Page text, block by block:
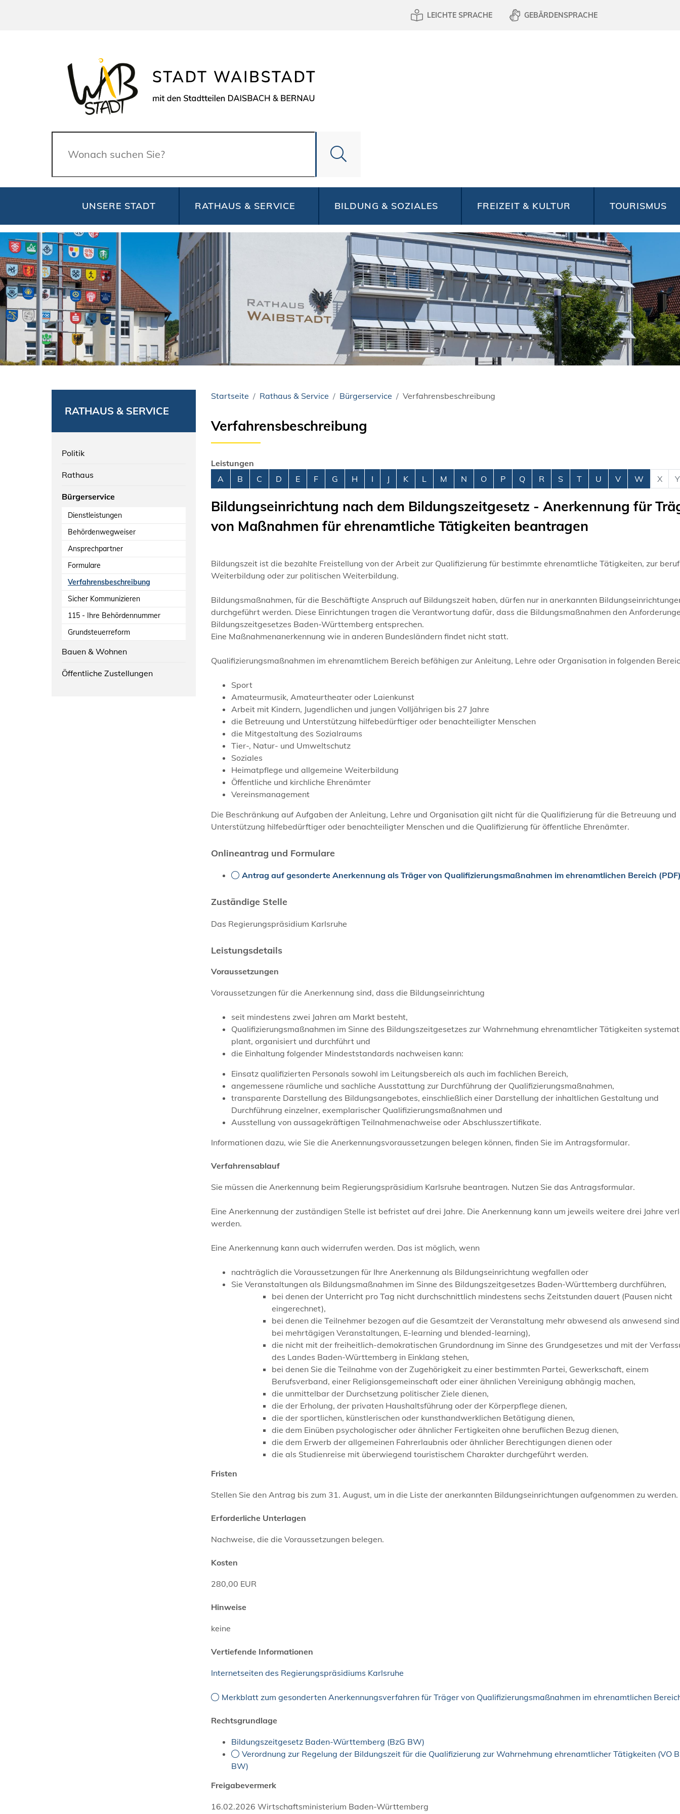
LEICHTE SPRACHE GEBÄRDENSPRACHE
Suche
UNSERE STADT RATHAUS & SERVICE BILDUNG & SOZIALES FREIZEIT & KULTUR TOURISMUS
RATHAUS & SERVICE
Politik
Rathaus
Bürgerservice
Dienstleistungen
Behördenwegweiser
Ansprechpartner
Formulare
Verfahrensbeschreibung
Sicher Kommunizieren
115 - Ihre Behördennummer
Grundsteuerreform
Bauen & Wohnen
Öffentliche Zustellungen
Startseite Rathaus & Service Bürgerservice Verfahrensbeschreibung
Verfahrensbeschreibung
Leistungen
Alphabetisches Register überspringen
A B C D E F G H I J K L M N O P Q R S T U V W X Y
Bildungseinrichtung nach dem Bildungszeitgesetz - Anerkennung für
von Maßnahmen für ehrenamtliche Tätigkeiten beantragen
Bildungszeit ist die bezahlte Freistellung von der Arbeit zur Qualifizierung für bestimmte ehrenamtliche Tätigkeiten, zur
Weiterbildung oder zur politischen Weiterbildung.
Bildungsmaßnahmen, für die Beschäftigte Anspruch auf Bildungszeit haben, dürfen nur in anerkannten
durchgeführt werden. Diese Einrichtungen tragen die Verantwortung dafür, dass die Bildungsmaßnahmen den
Bildungszeitgesetzes Baden-Württemberg entsprechen.
Eine Maßnahmenanerkennung wie in anderen Bundesländern findet nicht statt.
Qualifizierungsmaßnahmen im ehrenamtlichem Bereich befähigen zur Anleitung, Lehre oder Organisation in folgenden
Sport
Amateurmusik, Amateurtheater oder Laienkunst
Arbeit mit Kindern, Jugendlichen und jungen Volljährigen bis 27 Jahre
die Betreuung und Unterstützung hilfebedürftiger oder benachteiligter Menschen
die Mitgestaltung des Sozialraums
Tier-, Natur- und Umweltschutz
Soziales
Heimatpflege und allgemeine Weiterbildung
Öffentliche und kirchliche Ehrenämter
Vereinsmanagement
Die Beschränkung auf Aufgaben der Anleitung, Lehre und Organisation gilt nicht für die Qualifizierung für die Betreuung und
Unterstützung hilfebedürftiger oder benachteiligter Menschen und die Qualifizierung für öffentliche Ehrenämter.
Onlineantrag und Formulare
Antrag auf gesonderte Anerkennung als Träger von Qualifizierungsmaßnahmen im ehrenamtlichen Bereich
Zuständige Stelle
Das Regierungspräsidium Karlsruhe
Leistungsdetails
Voraussetzungen
Voraussetzungen für die Anerkennung sind, dass die Bildungseinrichtung
seit mindestens zwei Jahren am Markt besteht,
Qualifizierungsmaßnahmen im Sinne des Bildungszeitgesetzes zur Wahrnehmung ehrenamtlicher Tätigkeiten
plant, organisiert und durchführt und
die Einhaltung folgender Mindeststandards nachweisen kann:
Einsatz qualifizierten Personals sowohl im Leitungsbereich als auch im fachlichen Bereich,
angemessene räumliche und sachliche Ausstattung zur Durchführung der Qualifizierungsmaßnahmen,
transparente Darstellung des Bildungsangebotes, einschließlich einer Darstellung der inhaltlichen Gestaltung und
Durchführung einzelner, exemplarischer Qualifizierungsmaßnahmen und
Ausstellung von aussagekräftigen Teilnahmenachweise oder Abschlusszertifikate.
Informationen dazu, wie Sie die Anerkennungsvoraussetzungen belegen können, finden Sie im Antragsformular.
Verfahrensablauf
Sie müssen die Anerkennung beim Regierungspräsidium Karlsruhe beantragen. Nutzen Sie das Antragsformular.
Eine Anerkennung der zuständigen Stelle ist befristet auf drei Jahre. Die Anerkennung kann um jeweils weitere drei Jahre
werden.
Eine Anerkennung kann auch widerrufen werden. Das ist möglich, wenn
nachträglich die Voraussetzungen für Ihre Anerkennung als Bildungseinrichtung wegfallen oder
Sie Veranstaltungen als Bildungsmaßnahmen im Sinne des Bildungszeitgesetzes Baden-Württemberg durchführen,
bei denen der Unterricht pro Tag nicht durchschnittlich mindestens sechs Zeitstunden dauert (Pausen nicht
eingerechnet),
bei denen die Teilnehmer bezogen auf die Gesamtzeit der Veranstaltung mehr abwesend als anwesend
bei mehrtägigen Veranstaltungen, E-learning und blended-learning),
die nicht mit der freiheitlich-demokratischen Grundordnung im Sinne des Grundgesetzes und mit der
des Landes Baden-Württemberg in Einklang stehen,
bei denen Sie die Teilnahme von der Zugehörigkeit zu einer bestimmten Partei, Gewerkschaft, einem
Berufsverband, einer Religionsgemeinschaft oder einer ähnlichen Vereinigung abhängig machen,
die unmittelbar der Durchsetzung politischer Ziele dienen,
die der Erholung, der privaten Haushaltsführung oder der Körperpflege dienen,
die der sportlichen, künstlerischen oder kunsthandwerklichen Betätigung dienen,
die dem Einüben psychologischer oder ähnlicher Fertigkeiten ohne beruflichen Bezug dienen,
die dem Erwerb der allgemeinen Fahrerlaubnis oder ähnlicher Berechtigungen dienen oder
die als Studienreise mit überwiegend touristischem Charakter durchgeführt werden.
Fristen
Stellen Sie den Antrag bis zum 31. August, um in die Liste der anerkannten Bildungseinrichtungen aufgenommen zu werden.
Erforderliche Unterlagen
Nachweise, die die Voraussetzungen belegen.
Kosten
280,00 EUR
Hinweise
keine
Vertiefende Informationen
Internetseiten des Regierungspräsidiums Karlsruhe
Merkblatt zum gesonderten Anerkennungsverfahren für Träger von Qualifizierungsmaßnahmen im ehrenamtlichen
Rechtsgrundlage
Bildungszeitgesetz Baden-Württemberg (BzG BW)
Verordnung zur Regelung der Bildungszeit für die Qualifizierung zur Wahrnehmung ehrenamtlicher Tätigkeiten (VO
BW)
Freigabevermerk
16.02.2026 Wirtschaftsministerium Baden-Württemberg